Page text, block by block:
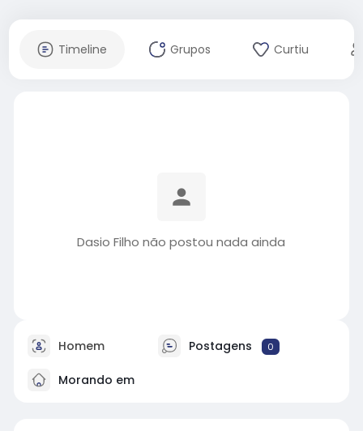
Timeline Grupos Curtiu
Dasio Filho não postou nada ainda
Homem Postagens 0
Morando em